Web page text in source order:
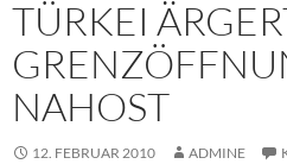
TÜRKEI
NAHOST
12. FEBRUAR 2010 ADMINE